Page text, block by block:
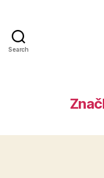
Search